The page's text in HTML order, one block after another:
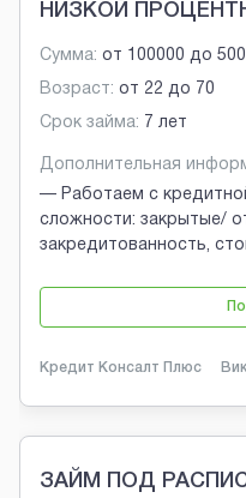
НИЗКОЙ
Сумма: от 100000 до
Возраст: от 22 до 70
Срок займа: 7 лет
Дополнительная
— Работаем с
сложности: закрытые/
закредитованность,
Кредит Консалт Плюс
ЗАЙМ ПОД